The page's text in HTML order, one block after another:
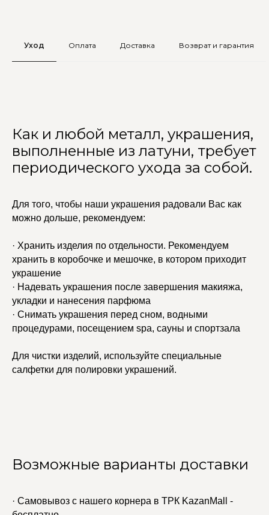
Уход Оплата Доставка Возврат и гарантия
Как и любой металл, украшения,
выполненные из латуни, требует
периодического ухода за собой.
Для того, чтобы наши украшения радовали Вас как
можно дольше, рекомендуем:
· Хранить изделия по отдельности. Рекомендуем
хранить в коробочке и мешочке, в котором приходит
украшение
· Надевать украшения после завершения макияжа,
укладки и нанесения парфюма
· Снимать украшения перед сном, водными
процедурами, посещением spa, сауны и спортзала
Для чистки изделий, используйте специальные
салфетки для полировки украшений.
Возможные варианты доставки
· Самовывоз с нашего корнера в ТРК KazanMall -